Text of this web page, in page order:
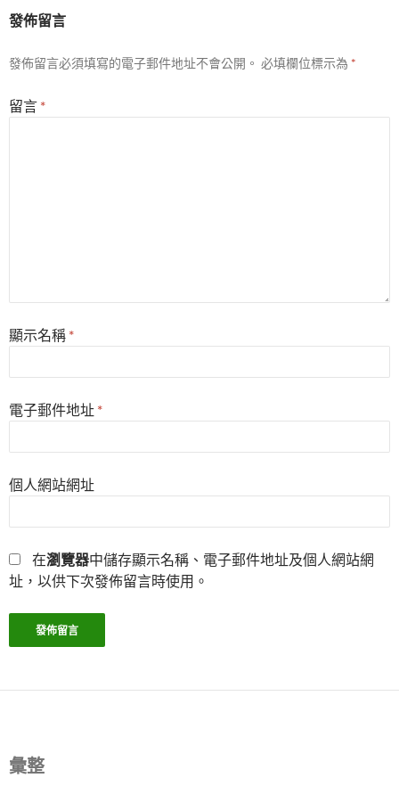
發佈留言
發佈留言必須填寫的電子郵件地址不會公開。 必填欄位標示為 *
留言 *
顯示名稱 *
電子郵件地址 *
個人網站網址
在瀏覽器中儲存顯示名稱、電子郵件地址及個人網站網
址，以供下次發佈留言時使用。
彙整